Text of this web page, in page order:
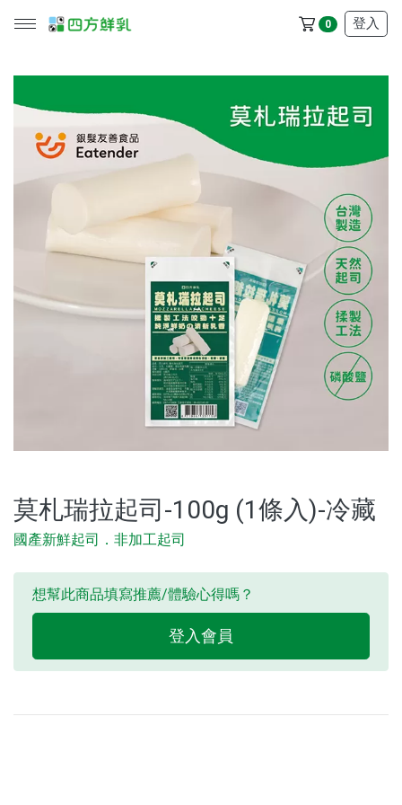
0 登入
所有產品
冷凍配送區
服務/政策
莫札瑞拉起司-100g (1條入)-冷藏
國產新鮮起司．非加工起司
想幫此商品填寫推薦/體驗心得嗎？
登入會員